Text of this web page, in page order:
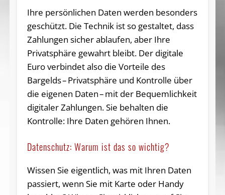
Ihre persönlichen Daten werden besonders
geschützt. Die Technik ist so gestaltet, dass
Zahlungen sicher ablaufen, aber Ihre
Privatsphäre gewahrt bleibt. Der digitale
Euro verbindet also die Vorteile des
Bargelds – Privatsphäre und Kontrolle über
die eigenen Daten – mit der Bequemlichkeit
digitaler Zahlungen. Sie behalten die
Kontrolle: Ihre Daten gehören Ihnen.
Datenschutz: Warum ist das so wichtig?
Wissen Sie eigentlich, was mit Ihren Daten
passiert, wenn Sie mit Karte oder Handy